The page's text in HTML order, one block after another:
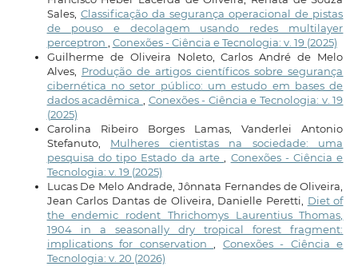
Sales, Classificação da segurança operacional de pistas
de pouso e decolagem usando redes multilayer
perceptron
Conexões - Ciência e Tecnologia: v. 19 (2025)
Guilherme de Oliveira Noleto, Carlos André de Melo
Alves, Produção de artigos científicos sobre segurança
cibernética no setor público: um estudo em bases de
dados acadêmica
Conexões - Ciência e Tecnologia: v. 19
(2025)
Carolina Ribeiro Borges Lamas, Vanderlei Antonio
Stefanuto, Mulheres cientistas na sociedade: uma
pesquisa do tipo Estado da arte
Conexões - Ciência e
Tecnologia: v. 19 (2025)
Lucas De Melo Andrade, Jônnata Fernandes de Oliveira,
Jean Carlos Dantas de Oliveira, Danielle Peretti, Diet of
the endemic rodent Thrichomys Laurentius Thomas,
1904 in a seasonally dry tropical forest fragment:
implications for conservation
Conexões - Ciência e
Tecnologia: v. 20 (2026)